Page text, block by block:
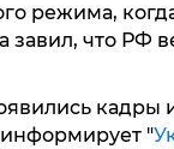
режима,
завил, что РФ
кадры
"